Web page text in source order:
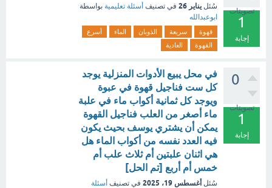
تصويتات
1
إجابة
سُئل يناير 26 في تصنيف أسئلة تعليمية بواسطة
ابوعبدالله
قهوة سريعة الذوبان الماء
أسرع
القهوة
العادية
0
تصويتات
1
إجابة
في محل يبيع الأدوات المنزلية يوجد
كل ست فناجيل قهوة في عبوة
ويوجد كل ثمانية أكواب ماء في علبة
ماء أصغر من العلب فناجيل القهوة
يمكن أن يشتري يوسف بحيث يكون
فيه العدد نفسه من أكواب الماء هل
هي اثنان علبتين أم ثلاث علب أم
خمس أم أربع [تم الحل]
سُئل أغسطس 19، 2025 في تصنيف أسئلة